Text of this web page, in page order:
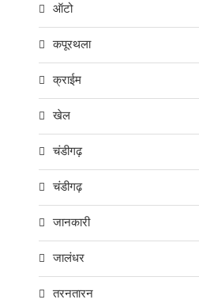
ऑटो
कपूरथला
क्राईम
खेल
चंडीगढ़
चंडीगढ़
जानकारी
जालंधर
तरनतारन